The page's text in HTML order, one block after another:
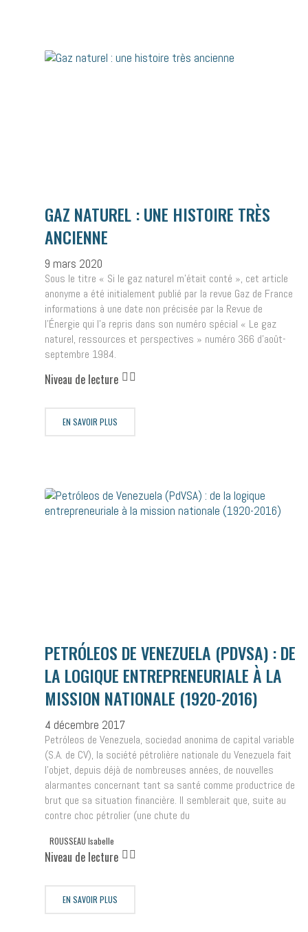
GAZ NATUREL : UNE HISTOIRE TRÈS
ANCIENNE
9 mars 2020
Sous le titre « Si le gaz naturel m’était conté », cet article
anonyme a été initialement publié par la revue Gaz de France
informations à une date non précisée par la Revue de
l’Énergie qui l’a repris dans son numéro spécial « Le gaz
naturel, ressources et perspectives » numéro 366 d’août-
septembre 1984.
Niveau de lecture
EN SAVOIR PLUS
PETRÓLEOS DE VENEZUELA (PDVSA) : DE
LA LOGIQUE ENTREPRENEURIALE À LA
MISSION NATIONALE (1920-2016)
4 décembre 2017
Petróleos de Venezuela, sociedad anonima de capital variable
(S.A. de CV), la société pétrolière nationale du Venezuela fait
l’objet, depuis déjà de nombreuses années, de nouvelles
alarmantes concernant tant sa santé comme productrice de
brut que sa situation financière. Il semblerait que, suite au
contre choc pétrolier (une chute du
ROUSSEAU Isabelle
Niveau de lecture
EN SAVOIR PLUS